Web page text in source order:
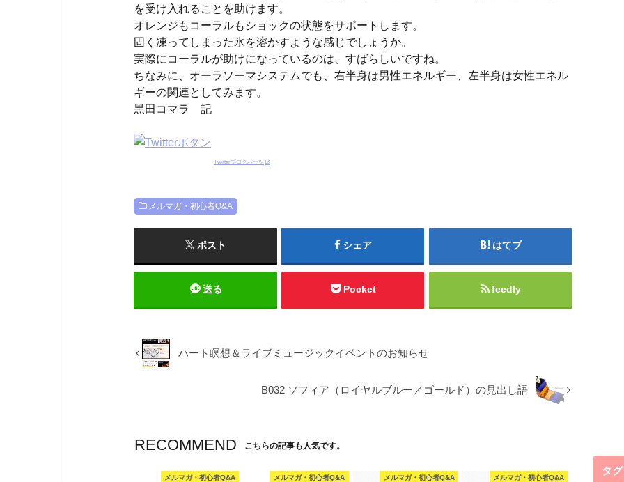
を受け入れることを助けます。
オレンジもコーラルもショックの状態をサポートします。
固く凍ってしまった氷を溶かすような感じでしょうか。
実際にコーラルが助けになっているのは、すばらしいですね。
ちなみに、オーラソーマシステムでも、右半身は男性エネルギー、左半身は女性エネル
ギーの関連としてみます。
黒田コマラ 記
Twitterブログパーツ
メルマガ・初心者Q&A
ポスト シェア はてブ
送る Pocket feedly
ハート瞑想＆ライブミュージックイベントのお知らせ
B032 ソフィア（ロイヤルブルー／ゴールド）の見出し語
RECOMMEND こちらの記事も人気です。
メルマガ・初心者Q&A メルマガ・初心者Q&A メルマガ・初心者Q&A メルマガ・初心者Q&A
タ